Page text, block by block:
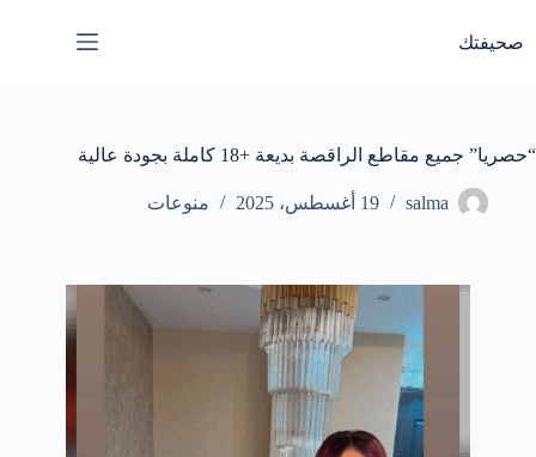
المحتوى
صحيفتك
“حصريا” جميع مقاطع الراقصة بديعة +18 كاملة بجودة عالية
salma 19 أغسطس، 2025 منوعات